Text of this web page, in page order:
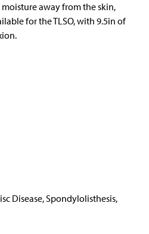
away from the skin,
for the TLSO, with 9.5in of
Disease, Spondylolisthesis,